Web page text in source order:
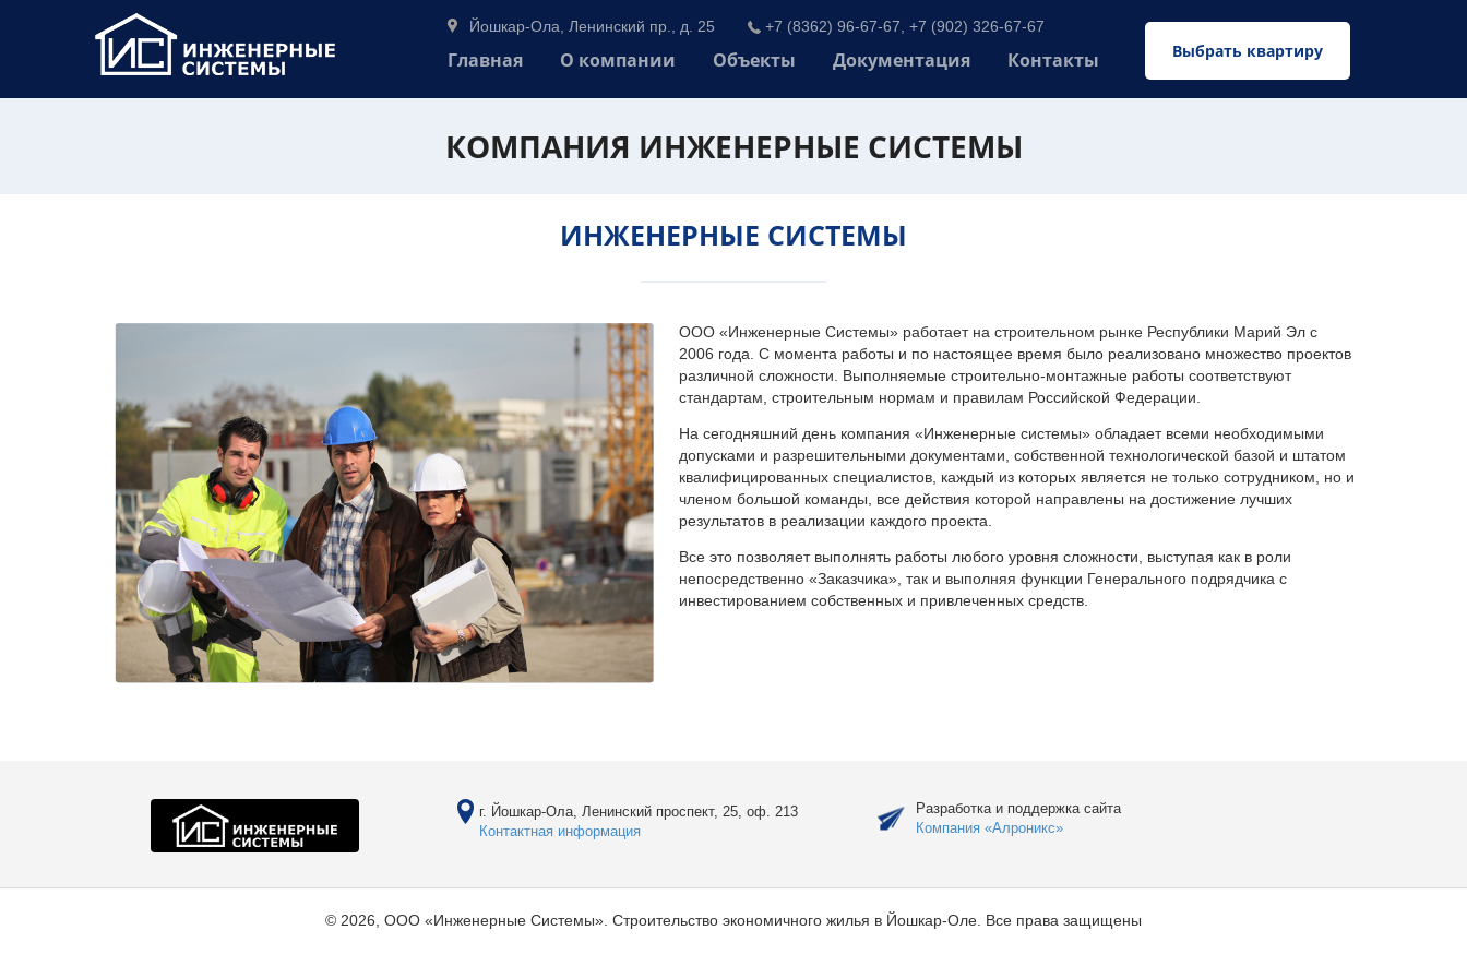
Выбрать квартиру
Йошкар-Ола, Ленинский пр., д. 25 +7 (8362) 96-67-67, +7 (902) 326-67-67
Главная О компании Объекты Документация Контакты
КОМПАНИЯ ИНЖЕНЕРНЫЕ СИСТЕМЫ
ИНЖЕНЕРНЫЕ СИСТЕМЫ
ООО «Инженерные Системы» работает на строительном рынке Республики Марий Эл с
2006 года. С момента работы и по настоящее время было реализовано множество проектов
различной сложности. Выполняемые строительно-монтажные работы соответствуют
стандартам, строительным нормам и правилам Российской Федерации.
На сегодняшний день компания «Инженерные системы» обладает всеми необходимыми
допусками и разрешительными документами, собственной технологической базой и штатом
квалифицированных специалистов, каждый из которых является не только сотрудником, но и
членом большой команды, все действия которой направлены на достижение лучших
результатов в реализации каждого проекта.
Все это позволяет выполнять работы любого уровня сложности, выступая как в роли
непосредственно «Заказчика», так и выполняя функции Генерального подрядчика с
инвестированием собственных и привлеченных средств.
г. Йошкар-Ола, Ленинский проспект, 25, оф. 213
Контактная информация
Разработка и поддержка сайта
Компания «Алроникс»
© 2026, ООО «Инженерные Системы». Строительство экономичного жилья в Йошкар-Оле. Все права защищены